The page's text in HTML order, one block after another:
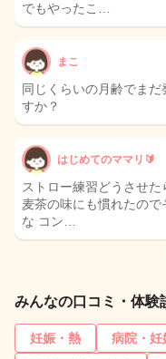
でもやったこ…
まこ
同じくらいの月齢でま
すか？
はじめてのママリ🔰
ストロー練習どうさせ
麦茶の味にも慣れたの
な コン…
みんなの口コミ・体験
妊娠・熱 病院・妊